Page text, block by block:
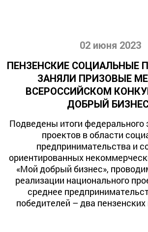
02 июня 2023
ПЕНЗЕНСКИЕ СОЦИАЛЬНЫЕ
ЗАНЯЛИ ПРИЗОВЫЕ
ВСЕРОССИЙСКОМ
ДОБРЫЙ
Подведены итоги федерального
проектов в области
предпринимательства и
ориентированных
«Мой добрый бизнес»,
реализации национального
среднее
победителей – два